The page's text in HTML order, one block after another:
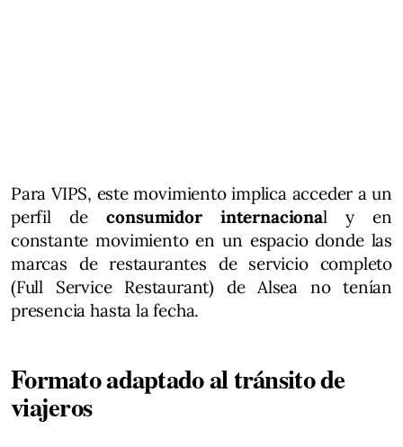
Para VIPS, este movimiento implica acceder a un
perfil deconsumidor internacional y en
constante movimiento en un espacio donde las
marcas de restaurantes de servicio completo
(Full Service Restaurant) de Alsea no tenían
presencia hasta la fecha.
Formato adaptado al tránsito de
viajeros